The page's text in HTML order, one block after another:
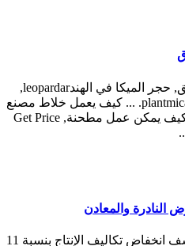
كيف يتم تعدين خام النحاس سحق, حجر الميكا في الهندleopardar,
طحن الميكا محطم خام, سحق plantmica. ... كيف يعمل خلاط مصنع
الذهب كيف يتم استخراج الميكا كيف يمكن عمل مطحنة, Get Price
النادرة والمعادن
خفض سعر الزلوتي وتدابير التقشف انخفاض تكاليف الإنتاج بنسبة 11